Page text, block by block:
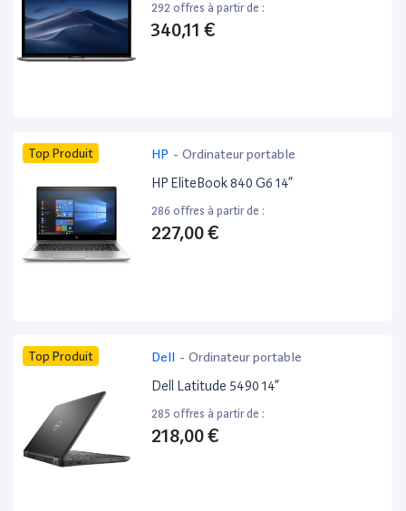
292 offres à partir de :
340,11 €
Top Produit HP - Ordinateur portable
HP EliteBook 840 G6 14”
286 offres à partir de :
227,00 €
Top Produit Dell - Ordinateur portable
Dell Latitude 5490 14”
285 offres à partir de :
218,00 €